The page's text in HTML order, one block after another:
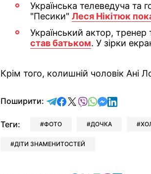
Українська телеведуча та
"Песики" Леся Нікітюк
Український актор,
став батьком. У зірки
Крім того, колишній чоловік Ані
Поширити: відправити у Telegram
поділитись у Facebook
поділитись у X
відправити у
відправити у
Теги: ФОТО ДОЧКА
ДІТИ ЗНАМЕНИТОСТЕЙ